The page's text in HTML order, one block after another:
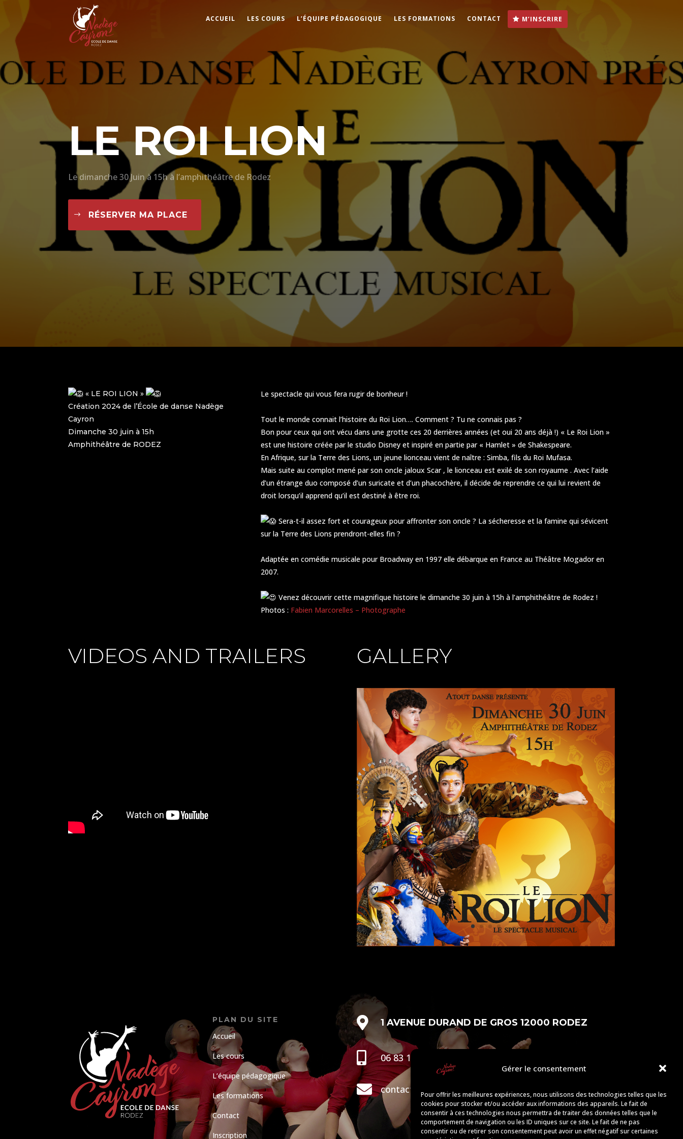
Gérer le consentement
Pour offrir les meilleures expériences, nous utilisons des technologies telles que les
cookies pour stocker et/ou accéder aux informations des appareils. Le fait de
consentir à ces technologies nous permettra de traiter des données telles que le
comportement de navigation ou les ID uniques sur ce site. Le fait de ne pas
consentir ou de retirer son consentement peut avoir un effet négatif sur certaines
ACCUEIL LES COURS L’ÉQUIPE PÉDAGOGIQUE LES FORMATIONS CONTACT M’INSCRIRE
LE ROI LION
Le dimanche 30 Juin à 15h à l’amphithéâtre de Rodez
RÉSERVER MA PLACE
« LE ROI LION »
Création 2024 de l’École de danse Nadège
Cayron
Dimanche 30 juin à 15h
Amphithéâtre de RODEZ
Le spectacle qui vous fera rugir de bonheur !
Tout le monde connait l’histoire du Roi Lion…. Comment ? Tu ne connais pas ?
Bon pour ceux qui ont vécu dans une grotte ces 20 derrières années (et oui 20 ans déjà !) « Le Roi Lion »
est une histoire créée par le studio Disney et inspiré en partie par « Hamlet » de Shakespeare.
En Afrique, sur la Terre des Lions, un jeune lionceau vient de naître : Simba, fils du Roi Mufasa.
Mais suite au complot mené par son oncle jaloux Scar , le lionceau est exilé de son royaume . Avec l’aide
d’un étrange duo composé d’un suricate et d’un phacochère, il décide de reprendre ce qui lui revient de
droit lorsqu’il apprend qu’il est destiné à être roi.
Sera-t-il assez fort et courageux pour affronter son oncle ? La sécheresse et la famine qui sévicent
sur la Terre des Lions prendront-elles fin ?
Adaptée en comédie musicale pour Broadway en 1997 elle débarque en France au Théâtre Mogador en
2007.
Venez découvrir cette magnifique histoire le dimanche 30 juin à 15h à l’amphithéâtre de Rodez !
Photos : Fabien Marcorelles – Photographe
VIDEOS AND TRAILERS GALLERY
PLAN DU SITE
Accueil
Les cours
L’équipe pédagogique
Les formations
Contact
Inscription
 1 AVENUE DURAND DE GROS 12000 RODEZ
 06 83 18 57 20
 contact@danse-rodez.fr